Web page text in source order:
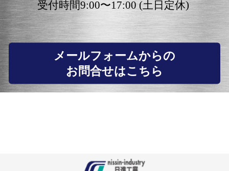
受付時間9:00〜17:00 (土日定休)
メールフォームからの
お問合せはこちら